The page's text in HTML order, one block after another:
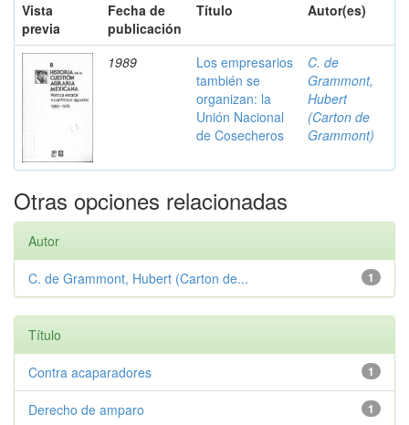
Vista
previa
Fecha de
publicación
Título Autor(es)
1989
Los empresarios
también se
organizan: la
Unión Nacional
de Cosecheros
C. de
Grammont,
Hubert
(Carton de
Grammont)
Otras opciones relacionadas
Autor
1
C. de Grammont, Hubert (Carton de...
Título
1
Contra acaparadores
1
Derecho de amparo